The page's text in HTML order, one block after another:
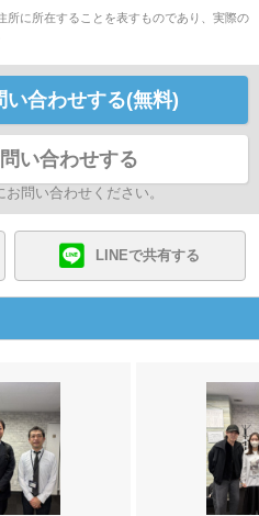
に所在することを表すものであり、実際の
い合わせする(無料)
い合わせする
問い合わせください。
LINEで共有する